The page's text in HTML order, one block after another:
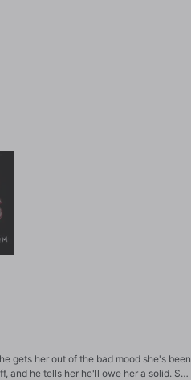
gets her out of the bad mood she's been
and he tells her he'll owe her a solid. She